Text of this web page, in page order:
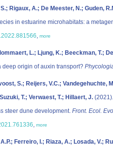
Rigaux, A.; De Meester, N.; Guden,
in estuarine microhabitats: a
, more
L.; Ljung, K.; Beeckman, T.;
deep origin of auxin transport?
S.; Reijers, V.C.; Vandegehuchte,
T.; Verwaest, T.; Hillaert, J.
steer dune development. Front. Ecol.
, more
Ferreiro, I.; Riaza, A.; Losada, V.;